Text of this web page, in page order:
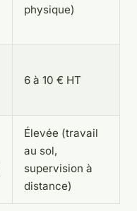
physique)
6 à 10 € HT
Élevée (travail
au sol,
supervision à
distance)